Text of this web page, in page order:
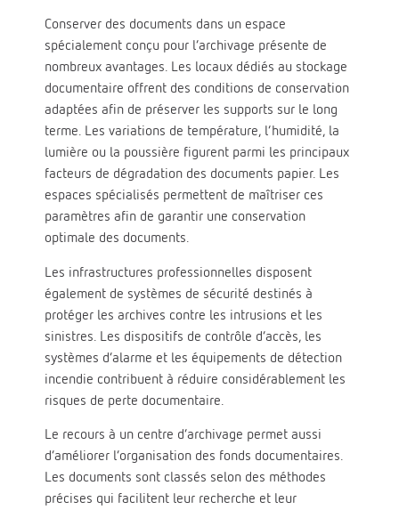
Conserver des documents dans un espace
spécialement conçu pour l’archivage présente de
nombreux avantages. Les locaux dédiés au stockage
documentaire offrent des conditions de conservation
adaptées afin de préserver les supports sur le long
terme. Les variations de température, l’humidité, la
lumière ou la poussière figurent parmi les principaux
facteurs de dégradation des documents papier. Les
espaces spécialisés permettent de maîtriser ces
paramètres afin de garantir une conservation
optimale des documents.
Les infrastructures professionnelles disposent
également de systèmes de sécurité destinés à
protéger les archives contre les intrusions et les
sinistres. Les dispositifs de contrôle d’accès, les
systèmes d’alarme et les équipements de détection
incendie contribuent à réduire considérablement les
risques de perte documentaire.
Le recours à un centre d’archivage permet aussi
d’améliorer l’organisation des fonds documentaires.
Les documents sont classés selon des méthodes
précises qui facilitent leur recherche et leur